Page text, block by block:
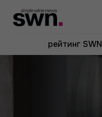
рейтинг SWN